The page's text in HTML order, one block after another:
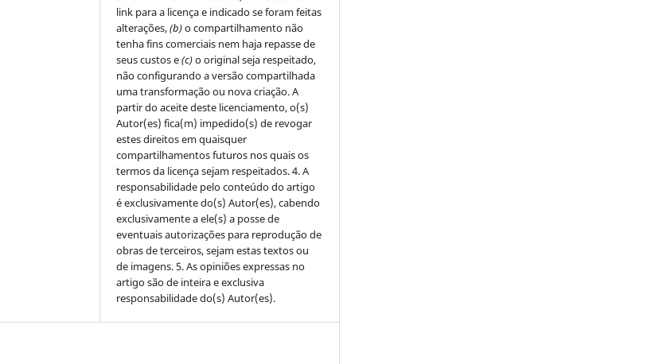
link para a licença e indicado se foram feitas
alterações,(b)o compartilhamento não
tenha fins comerciais nem haja repasse de
seus custos e(c)o original seja respeitado,
não configurando a versão compartilhada
uma transformação ou nova criação. A
partir do aceite deste licenciamento, o(s)
Autor(es) fica(m) impedido(s) de revogar
estes direitos em quaisquer
compartilhamentos futuros nos quais os
termos da licença sejam respeitados. 4. A
responsabilidade pelo conteúdo do artigo
é exclusivamente do(s) Autor(es), cabendo
exclusivamente a ele(s) a posse de
eventuais autorizações para reprodução de
obras de terceiros, sejam estas textos ou
de imagens. 5. As opiniões expressas no
artigo são de inteira e exclusiva
responsabilidade do(s) Autor(es).